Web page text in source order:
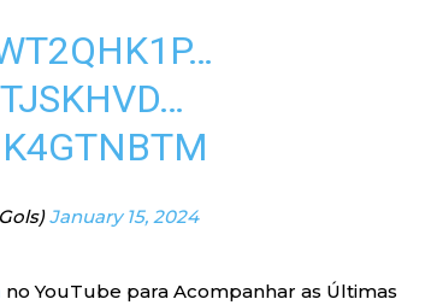
…
…
January 15, 2024
no YouTube para Acompanhar as Últimas